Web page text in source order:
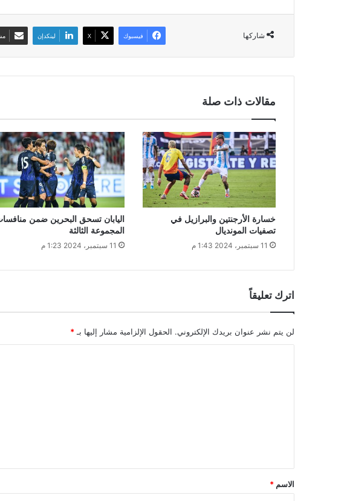
شاركها فيسبوك ‫X لينكدإن
مقالات ذات صلة
خسارة الأرجنتين والبرازيل في
تصفيات المونديال
11 سبتمبر، 2024 1:43 م
اليابان تسحق البحرين ضمن
المجموعة الثالثة
11 سبتمبر، 2024 1:23 م
اترك تعليقاً
لن يتم نشر عنوان بريدك الإلكتروني. الحقول الإلزامية مشار إليها بـ *
*
الاسم *